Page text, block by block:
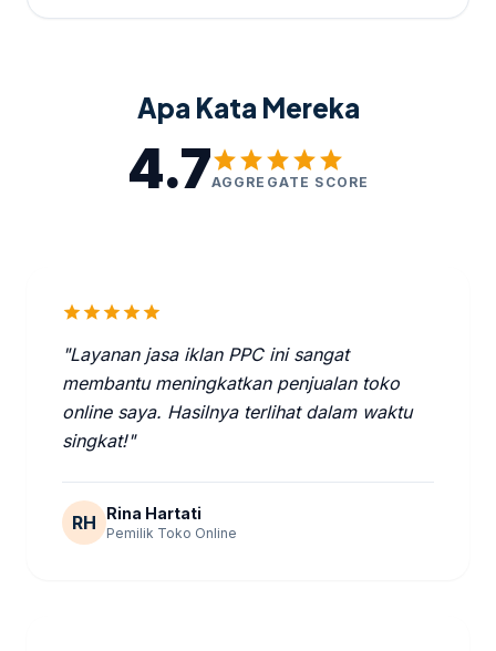
Apa Kata Mereka
4.7starstarstarstarstar
AGGREGATE SCORE
starstarstarstarstar
"Layanan jasa iklan PPC ini sangat
membantu meningkatkan penjualan toko
online saya. Hasilnya terlihat dalam waktu
singkat!"
RH Rina Hartati
Pemilik Toko Online